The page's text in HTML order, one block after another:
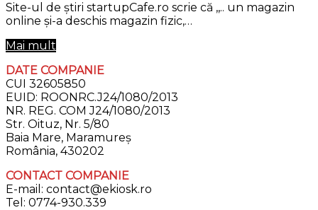
Site-ul de știri startupCafe.ro scrie că ,,.. un magazin
online și-a deschis magazin fizic,…
Mai mult
DATE COMPANIE
CUI 32605850
EUID: ROONRC.J24/1080/2013
NR. REG. COM J24/1080/2013
Str. Oituz, Nr. 5/80
Baia Mare, Maramureș
România, 430202
CONTACT COMPANIE
E-mail: contact@ekiosk.ro
Tel: 0774-930.339